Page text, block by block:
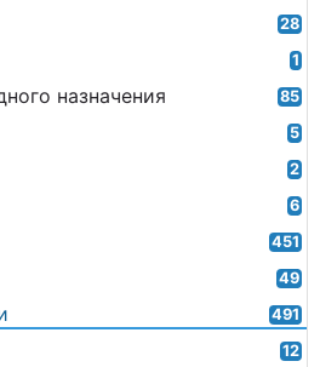
28
1
назначения 85
5
2
6
451
49
491
12